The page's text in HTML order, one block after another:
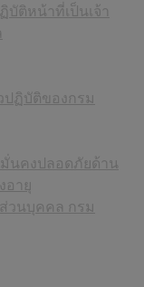
ติหน้าที่เป็นเจ้า
ฏิบัติของกรม
นคงปลอดภัยด้าน
อายุ
วนบุคคล กรม